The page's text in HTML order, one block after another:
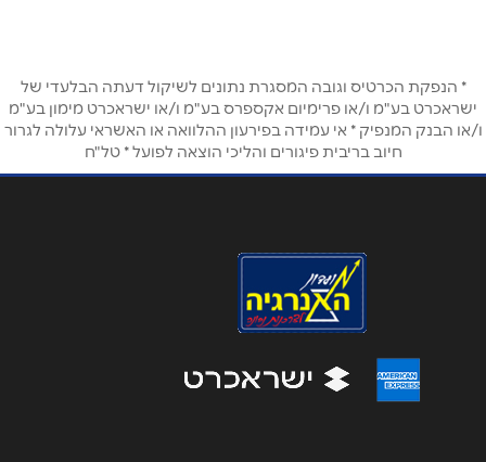
אימייל*
*
* הנפקת הכרטיס וגובה המסגרת נתונים לשיקול דעתה הבלעדי של
ישראכרט בע"מ ו/או פרימיום אקספרס בע"מ ו/או ישראכרט מימון בע"מ
ו/או הבנק המנפיק * אי עמידה בפירעון ההלוואה או האשראי עלולה לגרור
חיוב בריבית פיגורים והליכי הוצאה לפועל * טל"ח